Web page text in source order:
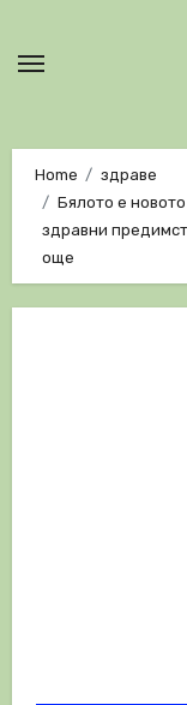
Home
здраве
Бялото е
здравни
още